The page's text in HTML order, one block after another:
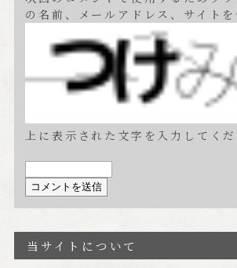
の名前、メールアドレス、サイトを
上に表示された文字を入力してくだ
当サイトについて